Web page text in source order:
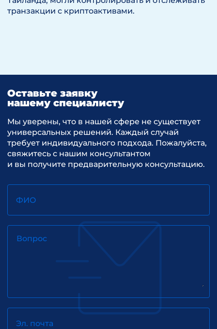
транзакции с криптоактивами.
Оставьте заявку
нашему специалисту
Мы уверены, что в нашей сфере не существует
универсальных решений. Каждый случай
требует индивидуального подхода. Пожалуйста,
свяжитесь с нашим консультантом
и вы получите предварительную консультацию.
ФИО
Вопрос
Эл. почта